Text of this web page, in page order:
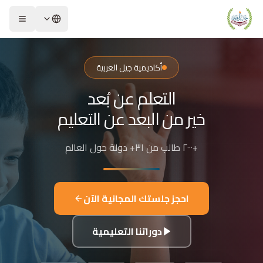
أكاديمية جيل العربية – Jeel Alarabiya Academy
أكاديمية جيل العربية هي منصة تعليمية عبر الإنترنت تأسست عام 2023، متخصصة في تعليم اللغة العربية وتجويد القرآن الكريم والتربية الإسلامية والعلوم للأطفال والبالغين من مختلف أنحاء العالم.
ما الذي تقدمه الأكاديمية؟
تعليم اللغة العربية للناطقين بها وغير الناطقين بها
تجويد وحفظ القرآن الكريم مع إجازات معتمدة
الدراسات الإسلامية والتربية الدينية
اللغة الإنجليزية والفرنسية
البرمجة وعلم الفلك والفنون
تفاصيل الدراسة
الفئات العمرية المستهدفة: من 4 سنوات حتى البالغين
شكل التعليم: مجموعات صغيرة 3-5 طلاب، أو حصص فردية
اللغات المستخدمة في التدريس: العربية، التركية، الإنجليزية، الفرنسية
الشريحة 2 من 4: التعلم عن بُعد خير من البعد عن التعليم
أكاديمية جيل العربية
التعلم عن بُعد
خير من البعد عن التعليم
+٢٠٠٠ طالب من ٣١+ دولة حول العالم
احجز جلستك المجانية الآن
دوراتنا التعليمية